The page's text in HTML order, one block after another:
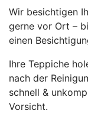
Wir besichtigen
gerne vor Ort –
einen
Ihre Teppiche
nach der
schnell &
Vorsicht.